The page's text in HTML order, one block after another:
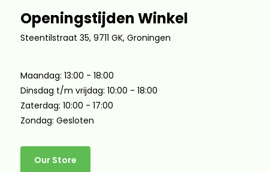
Openingstijden Winkel
Steentilstraat 35, 9711 GK, Groningen
Maandag: 13:00 - 18:00
Dinsdag t/m vrijdag: 10:00 - 18:00
Zaterdag: 10:00 - 17:00
Zondag: Gesloten
Our Store